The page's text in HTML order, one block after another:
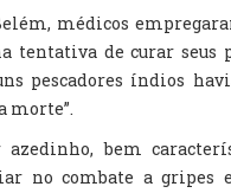
médicos
tentativa de curar seus
pescadores índios
morte”.
bem
no combate a gripes